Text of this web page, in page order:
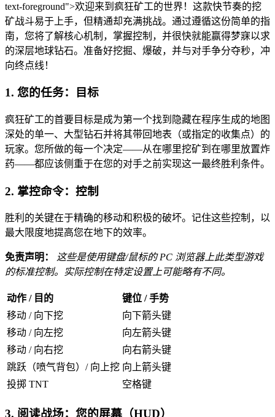
text-foreground">欢迎来到疯狂矿工的世界！这款快节奏的挖
矿战斗易于上手，但精通却充满挑战。通过遵循这份简单的指
南，您将了解核心机制，掌握控制，并很快就能赢得梦寐以求
的深层地球钻石。准备好挖掘、爆破，并与对手争分夺秒，冲
向终点线！
1. 您的任务：目标
疯狂矿工的首要目标是成为第一个找到隐藏在程序生成的地图
深处的单一、大型钻石并将其带回地表（或指定的收集点）的
玩家。您所做的每一个决定——从在哪里挖矿到在哪里放置炸
药——都应该侧重于在您的对手之前实现这一最终胜利条件。
2. 掌控命令：控制
胜利的关键在于精确的移动和积极的破坏。记住这些控制，以
最大限度地提高您在地下的效率。
免责声明：
这些是使用键盘/鼠标的 PC 浏览器上此类型游戏
的标准控制。实际控制在特定设置上可能略有不同。
动作 / 目的
键位 / 手势
移动 / 向下挖
向下箭头键
移动 / 向左挖
向左箭头键
移动 / 向右挖
向右箭头键
跳跃（喷气背包）/ 向上挖 向上箭头键
投掷 TNT
空格键
3. 阅读战场：您的屏幕（HUD）